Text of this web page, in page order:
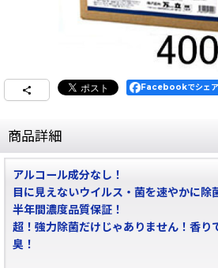
Facebookでシェア
商品詳細
アルコール成分なし！
目に見えないウイルス・菌を速やかに除
半年間濃度品質保証！
超！強力除菌だけじゃありません！香り
臭！